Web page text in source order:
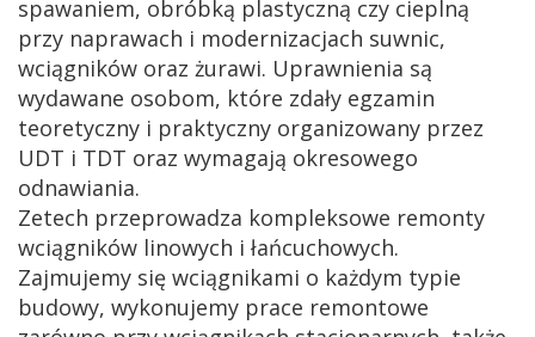
spawaniem, obróbką plastyczną czy cieplną
przy naprawach i modernizacjach suwnic,
wciągników oraz żurawi. Uprawnienia są
wydawane osobom, które zdały egzamin
teoretyczny i praktyczny organizowany przez
UDT i TDT oraz wymagają okresowego
odnawiania.
Zetech przeprowadza kompleksowe remonty
wciągników linowych i łańcuchowych.
Zajmujemy się wciągnikami o każdym typie
budowy, wykonujemy prace remontowe